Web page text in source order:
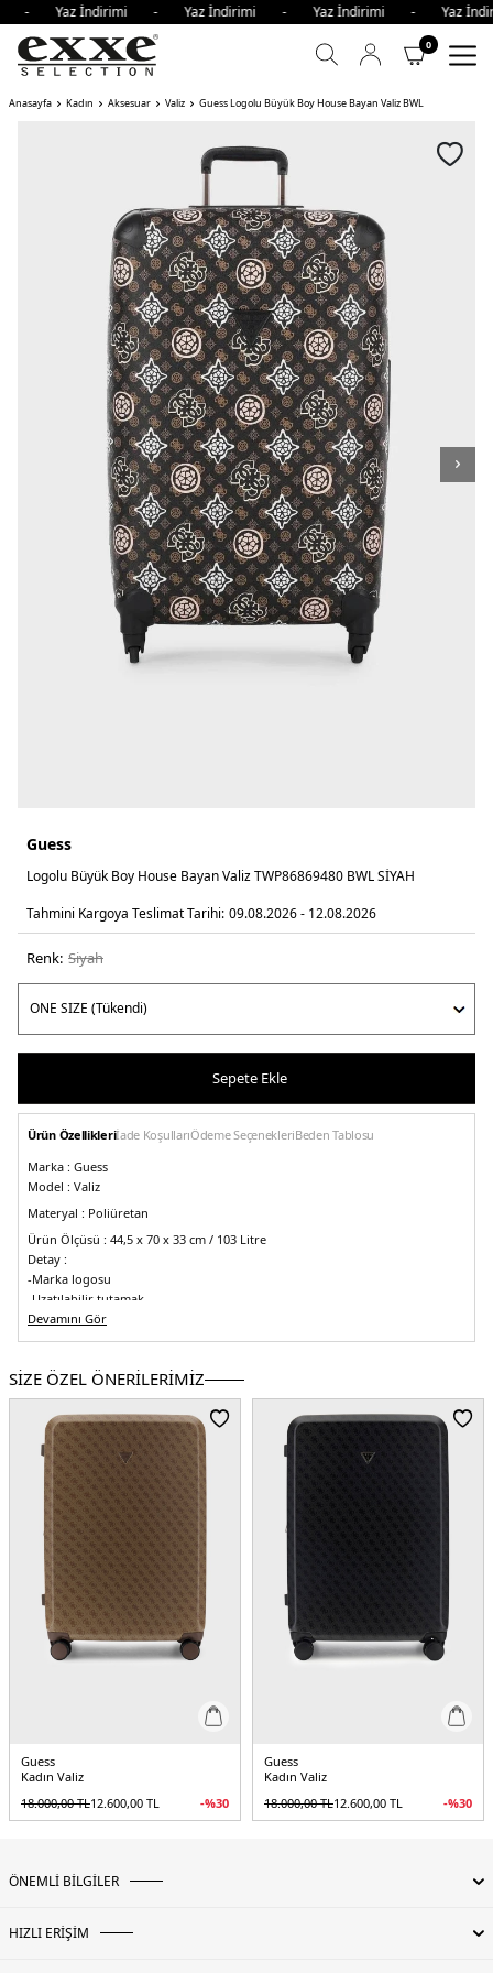
- Yaz İndirimi - Yaz İndirimi - Yaz İndirimi -
0
Anasayfa Kadın Aksesuar Valiz Guess Logolu Büyük Boy House Bayan Valiz BWL
Guess
Logolu Büyük Boy House Bayan Valiz TWP86869480 BWL SİYAH
Tahmini Kargoya Teslimat Tarihi: 09.08.2026 - 12.08.2026
Renk: si̇yah
Sepete Ekle
Ürün Özellikleriİade KoşullarıÖdeme SeçenekleriBeden Tablosu
Marka : Guess
Model : Valiz
Materyal : Poliüretan
Ürün Ölçüsü : 44,5 x 70 x 33 cm / 103 Litre
Detay :
-Marka logosu
-Uzatılabilir tutamak
-Büyük Boy
5DE2TWP86869480BWL.07
Devamını Gör
SİZE ÖZEL ÖNERİLERİMİZ
Guess
Kadın Valiz
18.000,00TL12.600,00 TL -%30
Guess
Kadın Valiz
18.000,00TL12.600,00 TL -%30
ÖNEMLİ BİLGİLER
HIZLI ERİŞİM